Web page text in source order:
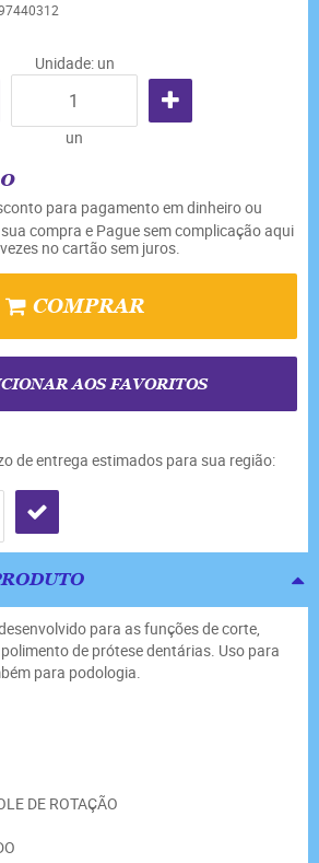
Unidade: un
un
para pagamento em dinheiro ou
compra e Pague sem complicação aqui
no cartão sem juros.
COMPRAR
AOS FAVORITOS
de entrega estimados para sua região:
para as funções de corte,
de prótese dentárias. Uso para
para podologia.
DE ROTAÇÃO